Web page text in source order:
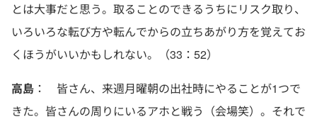
とは大事だと思う。取ることのできるうちにリスク取り、
いろいろな転び方や転んでからの立ちあがり方を覚えてお
くほうがいいかもしれない。（33：52）
高島 ： 皆さん、来週月曜朝の出社時にやることが1つで
きた。皆さんの周りにいるアホと戦う（会場笑）。それで